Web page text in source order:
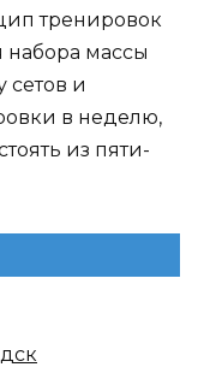
тренировок
массы
сетов и
в неделю,
из пяти-